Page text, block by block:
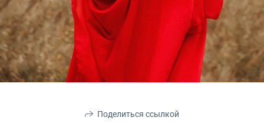
Поделиться ссылкой